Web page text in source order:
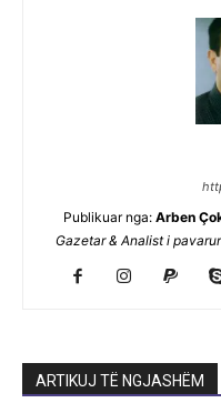
Publikuar nga: Arben
Gazetar & Analist i
ARTIKUJ TË NGJASHËM